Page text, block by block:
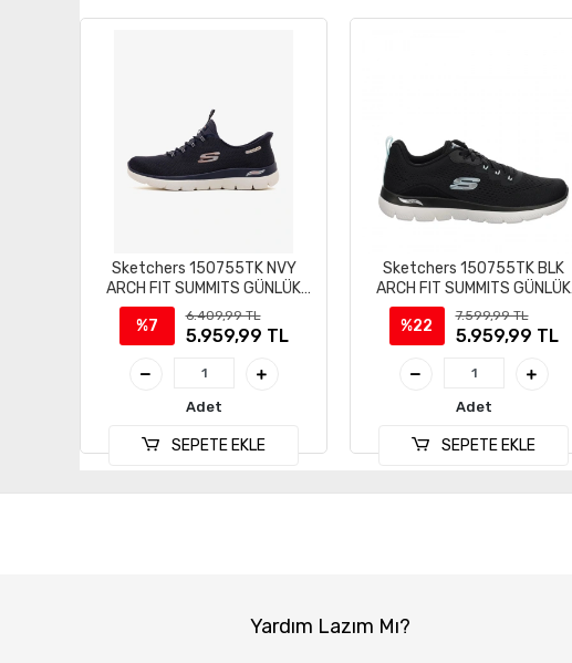
Sketchers 150755TK NVY
ARCH FIT SUMMITS GÜNLÜK
SPOR AYAKKABI
%7
6.409,99 TL
5.959,99 TL
Adet
SEPETE EKLE
Sketchers 150755TK BLK
ARCH FIT SUMMITS GÜNLÜK
SPOR AYAKKABI
%22
7.599,99 TL
5.959,99 TL
Adet
SEPETE EKLE
Yardım Lazım Mı?